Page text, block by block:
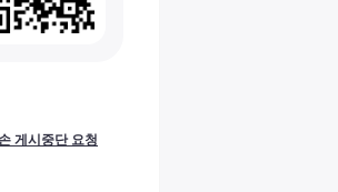
게시중단 요청